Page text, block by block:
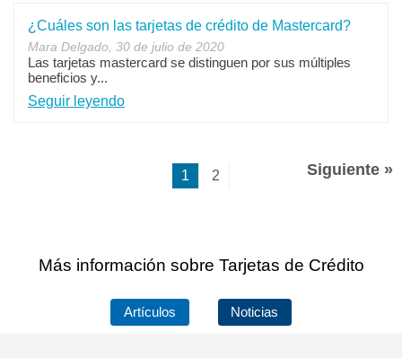
¿Cuáles son las tarjetas de crédito de Mastercard?
Mara Delgado, 30 de julio de 2020
Las tarjetas mastercard se distinguen por sus múltiples
beneficios y...
Seguir leyendo
1 2 Siguiente »
Más información sobre Tarjetas de Crédito
Artículos Noticias